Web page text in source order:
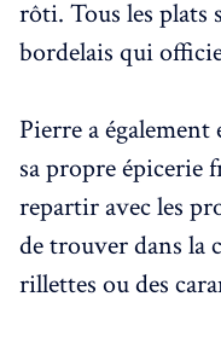
rôti. Tous les plats
bordelais qui
Pierre a
sa propre épicerie
repartir avec les
de trouver dans la
rillettes ou des